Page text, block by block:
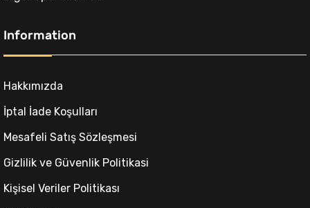
Information
Hakkımızda
İptal İade Koşulları
Mesafeli Satış Sözleşmesi
Gizlilik ve Güvenlik Politikasi
Kişisel Veriler Politikası